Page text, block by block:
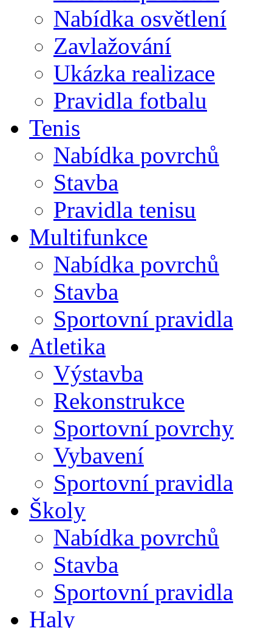
Nabídka osvětlení
Zavlažování
Ukázka realizace
Pravidla fotbalu
Tenis
Nabídka povrchů
Stavba
Pravidla tenisu
Multifunkce
Nabídka povrchů
Stavba
Sportovní pravidla
Atletika
Výstavba
Rekonstrukce
Sportovní povrchy
Vybavení
Sportovní pravidla
Školy
Nabídka povrchů
Stavba
Sportovní pravidla
Haly